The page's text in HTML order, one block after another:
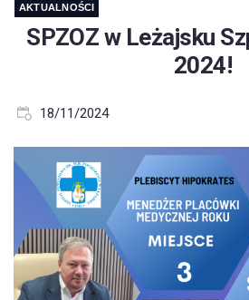
AKTUALNOŚCI
SPZOZ w Leżajsku
2024!
18/11/2024